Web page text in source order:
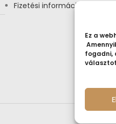
Ez a
fogadni,
Fizetési információ